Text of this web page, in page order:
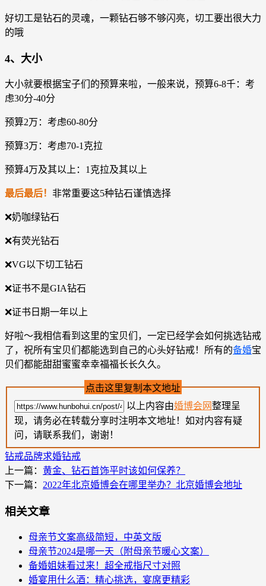
好切工是钻石的灵魂，一颗钻石够不够闪亮，切工要出很大力
的哦
4、大小
大小就要根据宝子们的预算来啦，一般来说，预算6-8千：考
虑30分-40分
预算2万：考虑60-80分
预算3万：考虑70-1克拉
预算4万及其以上：1克拉及其以上
最后最后！ 非常重要这5种钻石谨慎选择
❌奶咖绿钻石
❌有荧光钻石
❌VG以下切工钻石
❌证书不是GIA钻石
❌证书日期一年以上
好啦～我相信看到这里的宝贝们，一定已经学会如何挑选钻戒
了，祝所有宝贝们都能选到自己的心头好钻戒！所有的备婚宝
贝们都能甜甜蜜蜜幸幸福福长长久久。
点击这里复制本文地址
以上内容由婚博会网整理呈
现，请务必在转载分享时注明本文地址！如对内容有疑
问，请联系我们，谢谢！
钻戒品牌求婚钻戒
上一篇： 黄金、钻石首饰平时该如何保养？
下一篇： 2022年北京婚博会在哪里举办？北京婚博会地址
相关文章
母亲节文案高级简短，中英文版
母亲节2024是哪一天（附母亲节暖心文案）
备婚姐妹看过来！超全戒指尺寸对照
婚宴用什么酒：精心挑选，宴席更精彩